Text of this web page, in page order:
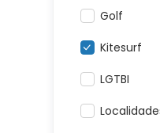
Golf
Kitesurf
LGTBI